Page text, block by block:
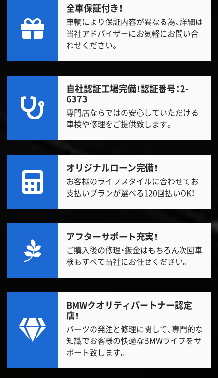
全車保証付き！
車輌により保証内容が異なる為、詳細は
当社アドバイザーにお気軽にお問い合
わせください。
自社認証工場完備！認証番号：2-
6373
専門店ならではの安心していただける
車検や修理をご提供致します。
オリジナルローン完備！
お客様のライフスタイルに合わせてお
支払いプランが選べる120回払いOK！
アフターサポート充実！
ご購入後の修理・鈑金はもちろん次回車
検もすべて当社にお任せください。
BMWクオリティパートナー認定
店！
パーツの発注と修理に関して、専門的な
知識でお客様の快適なBMWライフをサ
ポート致します。